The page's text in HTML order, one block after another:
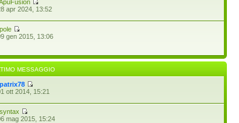
apr 2024, 13:52
pole
gen 2015, 13:06
MESSAGGIO
patrix78
ott 2014, 15:21
syntax
mag 2015, 15:24